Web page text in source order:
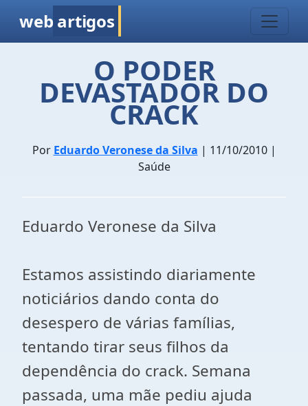
web artigos
O PODER
DEVASTADOR DO
CRACK
Por Eduardo Veronese da Silva | 11/10/2010 |
Saúde
Eduardo Veronese da Silva
Estamos assistindo diariamente
noticiários dando conta do
desespero de várias famílias,
tentando tirar seus filhos da
dependência do crack. Semana
passada, uma mãe pediu ajuda